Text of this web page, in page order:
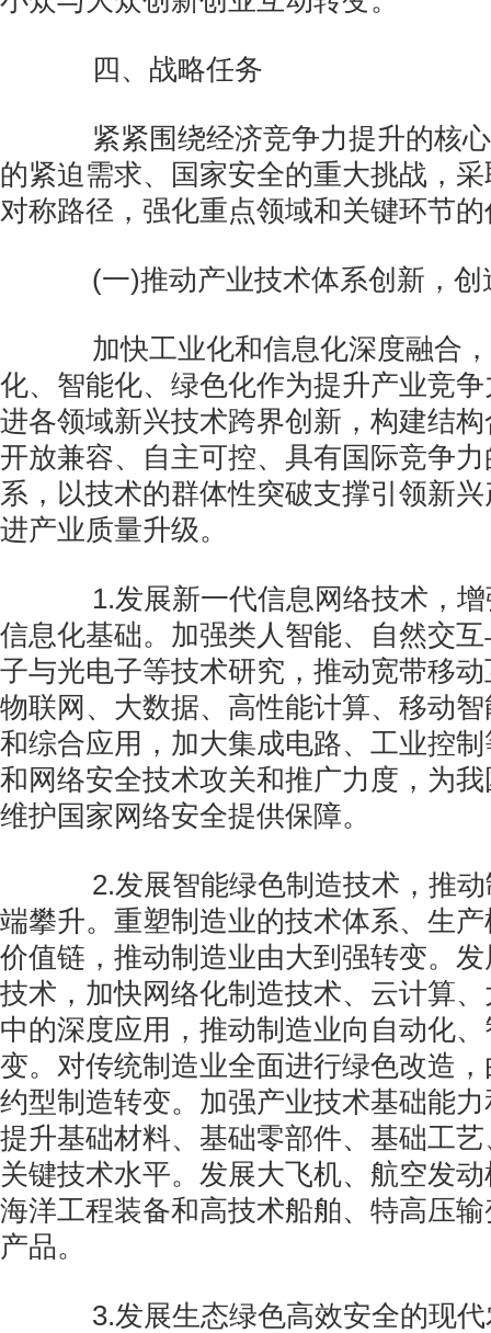
四、战略任务
紧紧围绕经济竞争力提升的核心
的紧迫需求、国家安全的重大挑战，
对称路径，强化重点领域和关键环节
(一)推动产业技术体系创新，创
加快工业化和信息化深度融合，
化、智能化、绿色化作为提升产业竞
进各领域新兴技术跨界创新，构建结
开放兼容、自主可控、具有国际竞争
系，以技术的群体性突破支撑引领新
进产业质量升级。
1.发展新一代信息网络技术，增
信息化基础。加强类人智能、自然交
子与光电子等技术研究，推动宽带移
物联网、大数据、高性能计算、移动
和综合应用，加大集成电路、工业控
和网络安全技术攻关和推广力度，为
维护国家网络安全提供保障。
2.发展智能绿色制造技术，推动
端攀升。重塑制造业的技术体系、生
价值链，推动制造业由大到强转变。
技术，加快网络化制造技术、云计算
中的深度应用，推动制造业向自动化
变。对传统制造业全面进行绿色改造
约型制造转变。加强产业技术基础能
提升基础材料、基础零部件、基础工
关键技术水平。发展大飞机、航空发
海洋工程装备和高技术船舶、特高压
产品。
3.发展生态绿色高效安全的现代